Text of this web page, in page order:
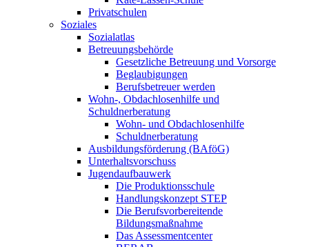
Privatschulen
Soziales
Sozialatlas
Betreuungsbehörde
Gesetzliche Betreuung und Vorsorge
Beglaubigungen
Berufsbetreuer werden
Wohn-, Obdachlosenhilfe und
Schuldnerberatung
Wohn- und Obdachlosenhilfe
Schuldnerberatung
Ausbildungsförderung (BAföG)
Unterhaltsvorschuss
Jugendaufbauwerk
Die Produktionsschule
Handlungskonzept STEP
Die Berufsvorbereitende
Bildungsmaßnahme
Das Assessmentcenter